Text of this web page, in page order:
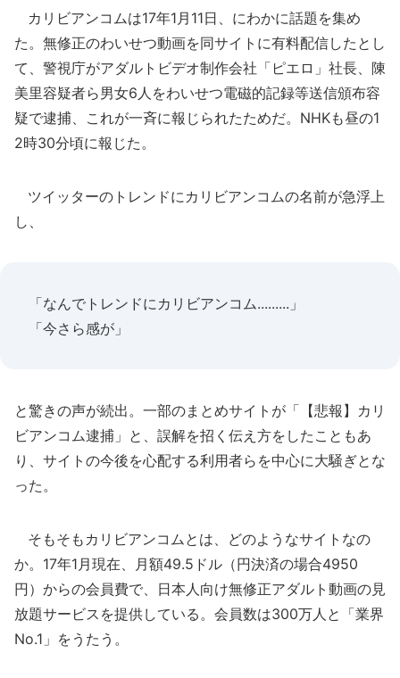
カリビアンコムは17年1月11日、にわかに話題を集め
た。無修正のわいせつ動画を同サイトに有料配信したとし
て、警視庁がアダルトビデオ制作会社「ピエロ」社長、陳
美里容疑者ら男女6人をわいせつ電磁的記録等送信頒布容
疑で逮捕、これが一斉に報じられたためだ。NHKも昼の1
2時30分頃に報じた。
ツイッターのトレンドにカリビアンコムの名前が急浮上
し、
「なんでトレンドにカリビアンコム.........」
「今さら感が」
と驚きの声が続出。一部のまとめサイトが「【悲報】カリ
ビアンコム逮捕」と、誤解を招く伝え方をしたこともあ
り、サイトの今後を心配する利用者らを中心に大騒ぎとな
った。
そもそもカリビアンコムとは、どのようなサイトなの
か。17年1月現在、月額49.5ドル（円決済の場合4950
円）からの会員費で、日本人向け無修正アダルト動画の見
放題サービスを提供している。会員数は300万人と「業界
No.1」をうたう。